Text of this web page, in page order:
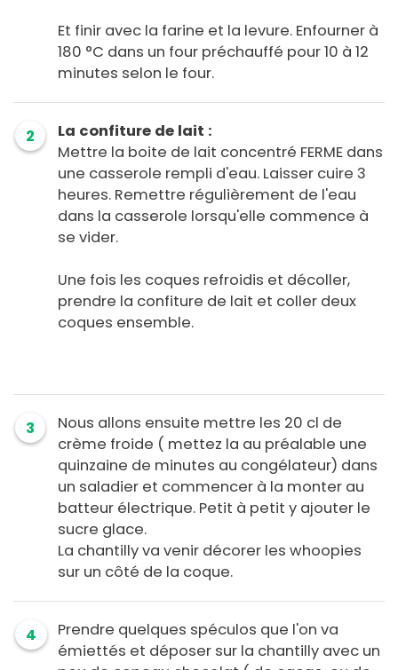
Et finir avec la farine et la levure. Enfourner à
180 °C dans un four préchauffé pour 10 à 12
minutes selon le four.
2
La confiture de lait :
Mettre la boite de lait concentré FERME dans
une casserole rempli d'eau. Laisser cuire 3
heures. Remettre régulièrement de l'eau
dans la casserole lorsqu'elle commence à
se vider.
Une fois les coques refroidis et décoller,
prendre la confiture de lait et coller deux
coques ensemble.
3
Nous allons ensuite mettre les 20 cl de
crème froide ( mettez la au préalable une
quinzaine de minutes au congélateur) dans
un saladier et commencer à la monter au
batteur électrique. Petit à petit y ajouter le
sucre glace.
La chantilly va venir décorer les whoopies
sur un côté de la coque.
4
Prendre quelques spéculos que l'on va
émiettés et déposer sur la chantilly avec un